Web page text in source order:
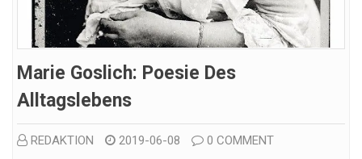
Marie Goslich: Poesie Des
Alltagslebens
REDAKTION 2019-06-08 0 COMMENT